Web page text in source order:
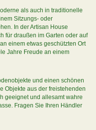
als auch in traditionelle
Sitzungs- oder
In der Artisan House
für draußen im Garten oder auf
einem etwas geschützten Ort
Jahre Freude an einem
und einen schönen
Objekte aus der freistehenden
geeignet und allesamt wahre
Fragen Sie Ihren Händler